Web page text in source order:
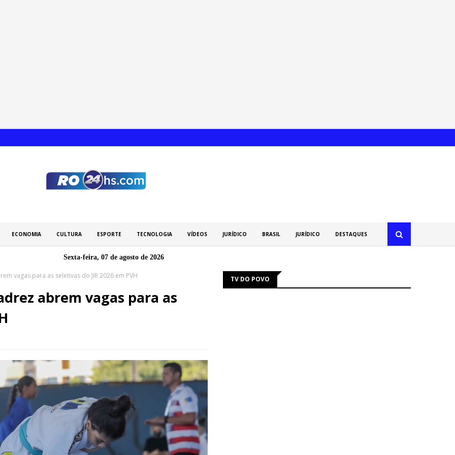
ECONOMIA CULTURA ESPORTE TECNOLOGIA VÍDEOS JURÍDICO BRASIL JURÍDICO DESTAQUES
Sexta-feira, 07 de agosto de 2026
vagas para as seletivas do JIR 2026 em PVH
abrem vagas para as
TV DO POVO